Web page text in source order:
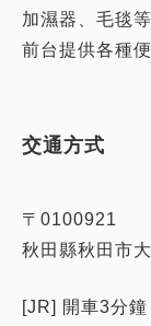
加濕器、毛毯等
前台提供各種便
交通方式
〒0100921
秋田縣秋田市
[JR] 開車3分